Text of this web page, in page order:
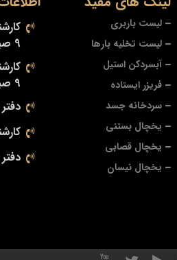
لیست باربری
لیست تخلیه بارها
آبسردکن استیل
فریزر ایستاده
سردخانه جسد
یخچال بستنی
یخچال قصابی
یخچال نیسان
9 صبح تا 9 شب)
9 صبح تا 9 شب)